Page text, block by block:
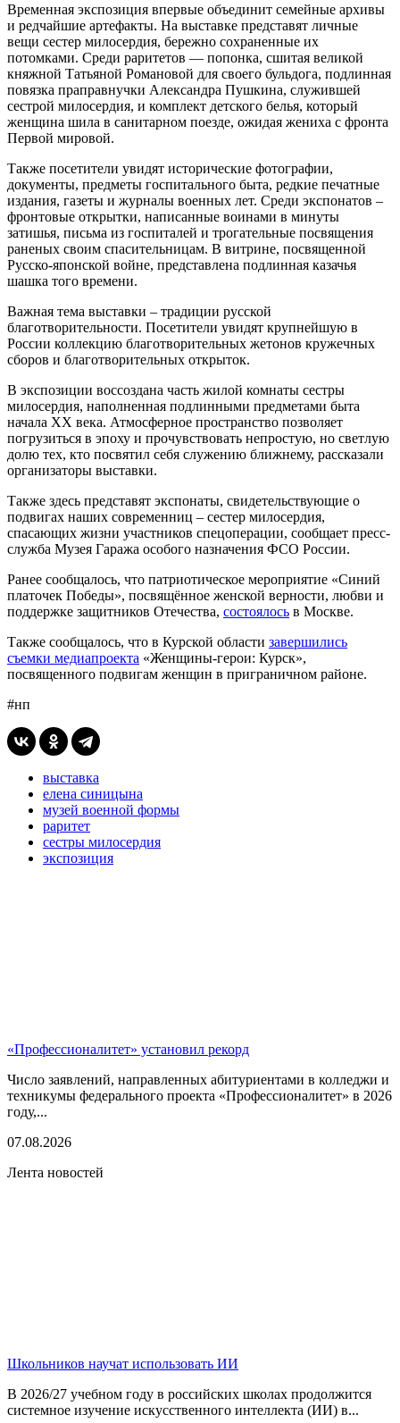
Временная экспозиция впервые объединит семейные архивы
и редчайшие артефакты. На выставке представят личные
вещи сестер милосердия, бережно сохраненные их
потомками. Среди раритетов — попонка, сшитая великой
княжной Татьяной Романовой для своего бульдога, подлинная
повязка праправнучки Александра Пушкина, служившей
сестрой милосердия, и комплект детского белья, который
женщина шила в санитарном поезде, ожидая жениха с фронта
Первой мировой.
Также посетители увидят исторические фотографии,
документы, предметы госпитального быта, редкие печатные
издания, газеты и журналы военных лет. Среди экспонатов ‒
фронтовые открытки, написанные воинами в минуты
затишья, письма из госпиталей и трогательные посвящения
раненых своим спасительницам. В витрине, посвященной
Русско-японской войне, представлена подлинная казачья
шашка того времени.
Важная тема выставки ‒ традиции русской
благотворительности. Посетители увидят крупнейшую в
России коллекцию благотворительных жетонов кружечных
сборов и благотворительных открыток.
В экспозиции воссоздана часть жилой комнаты сестры
милосердия, наполненная подлинными предметами быта
начала XX века. Атмосферное пространство позволяет
погрузиться в эпоху и прочувствовать непростую, но светлую
долю тех, кто посвятил себя служению ближнему, рассказали
организаторы выставки.
Также здесь представят экспонаты, свидетельствующие о
подвигах наших современниц ‒ сестер милосердия,
спасающих жизни участников спецоперации, сообщает пресс-
служба Музея Гаража особого назначения ФСО России.
Ранее сообщалось, что патриотическое мероприятие «Синий
платочек Победы», посвящённое женской верности, любви и
поддержке защитников Отечества, состоялось в Москве.
Также сообщалось, что в Курской области завершились
съемки медиапроекта «Женщины-герои: Курск»,
посвященного подвигам женщин в приграничном районе.
#нп
выставка
елена синицына
музей военной формы
раритет
сестры милосердия
экспозиция
«Профессионалитет» установил рекорд
Число заявлений, направленных абитуриентами в колледжи и
техникумы федерального проекта «Профессионалитет» в 2026
году,...
07.08.2026
Лента новостей
Школьников научат использовать ИИ
В 2026/27 учебном году в российских школах продолжится
системное изучение искусственного интеллекта (ИИ) в...